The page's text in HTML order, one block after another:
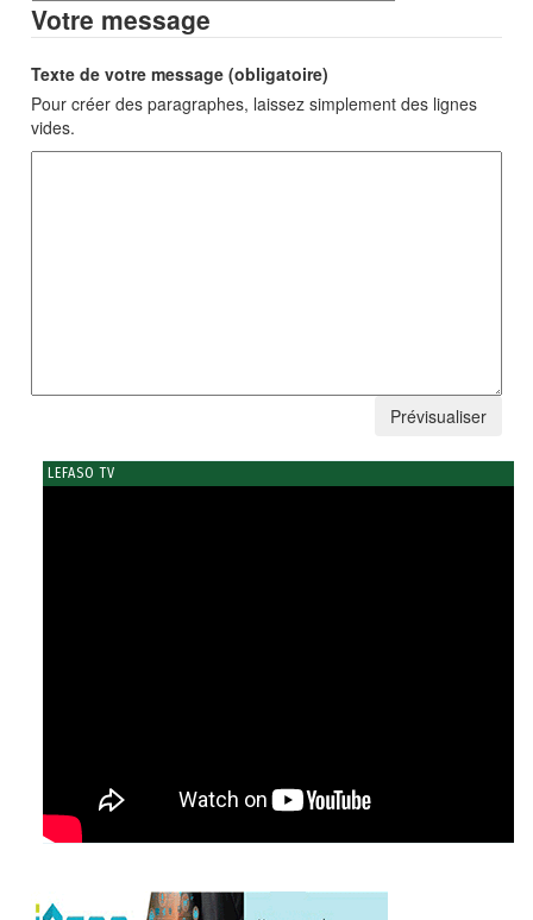
Votre message
Texte de votre message (obligatoire)
Pour créer des paragraphes, laissez simplement des lignes
vides.
LEFASO TV